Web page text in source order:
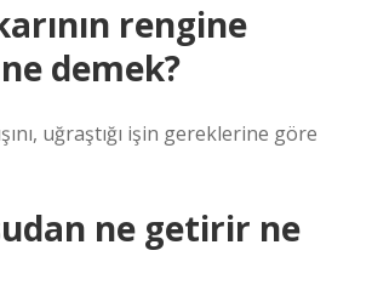
rengine
demek?
uğraştığı işin gereklerine göre
ne getirir ne